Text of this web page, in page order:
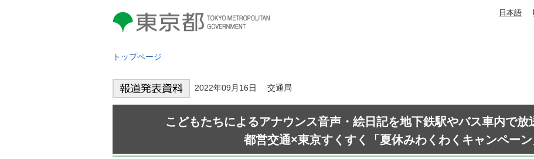
東京都 TOKYO METROPOLITAN
GOVERNMENT
日本語
トップページ
2022年09月16日 交通局
こどもたちによるアナウンス音声・絵日記を地下鉄駅やバス車内で放
都営交通×東京すくすく「夏休みわくわくキャンペーン